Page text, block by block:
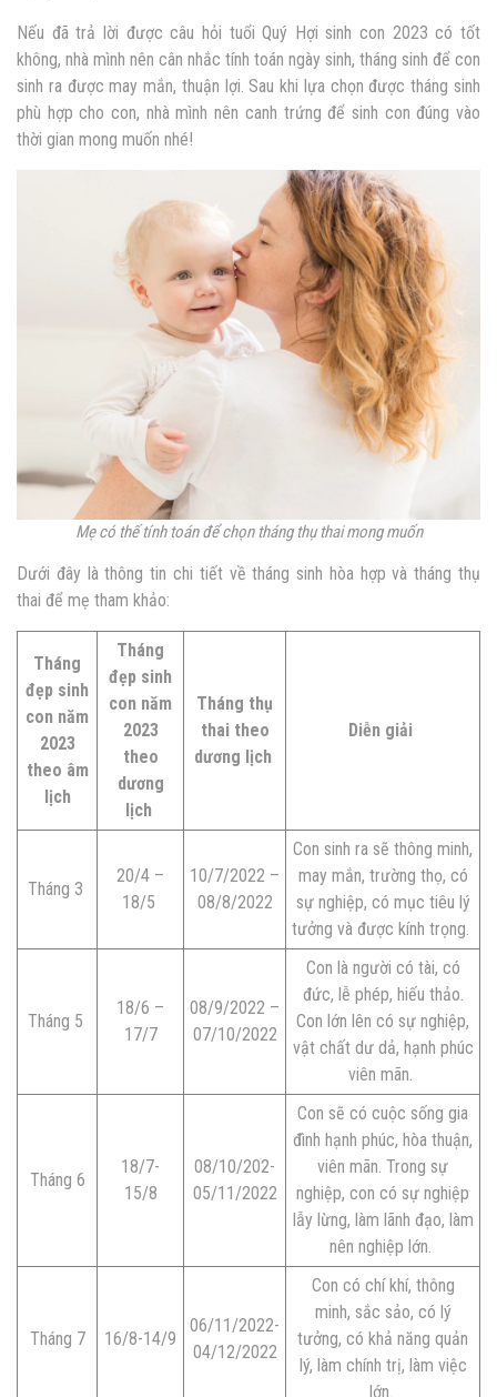
Nếu đã trả lời được câu hỏi tuổi Quý Hợi sinh con 2023 có tốt
không, nhà mình nên cân nhắc tính toán ngày sinh, tháng sinh để con
sinh ra được may mắn, thuận lợi. Sau khi lựa chọn được tháng sinh
phù hợp cho con, nhà mình nên canh trứng để sinh con đúng vào
thời gian mong muốn nhé!
Mẹ có thế tính toán để chọn tháng thụ thai mong muốn
Dưới đây là thông tin chi tiết về tháng sinh hòa hợp và tháng thụ
thai để mẹ tham khảo:
Tháng
đẹp sinh
con năm
2023
theo âm
lịch
Tháng
đẹp sinh
con năm
2023
theo
dương
lịch
Tháng thụ
thai theo
dương lịch
Diễn giải
Tháng 3
20/4 –
18/5
10/7/2022 –
08/8/2022
Con sinh ra sẽ thông minh,
may mắn, trường thọ, có
sự nghiệp, có mục tiêu lý
tưởng và được kính trọng.
Tháng 5
18/6 –
17/7
08/9/2022 –
07/10/2022
Con là người có tài, có
đức, lễ phép, hiếu thảo.
Con lớn lên có sự nghiệp,
vật chất dư dả, hạnh phúc
viên mãn.
Tháng 6
18/7-
15/8
08/10/202-
05/11/2022
Con sẽ có cuộc sống gia
đình hạnh phúc, hòa thuận,
viên mãn. Trong sự
nghiệp, con có sự nghiệp
lẫy lừng, làm lãnh đạo, làm
nên nghiệp lớn.
Tháng 7 16/8-14/9
06/11/2022-
04/12/2022
Con có chí khí, thông
minh, sắc sảo, có lý
tưởng, có khả năng quản
lý, làm chính trị, làm việc
lớn.